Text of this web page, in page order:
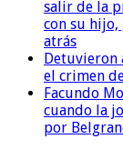
salir de la
con su
atrás
Detuvieron
el crimen
Facundo
cuando la
por